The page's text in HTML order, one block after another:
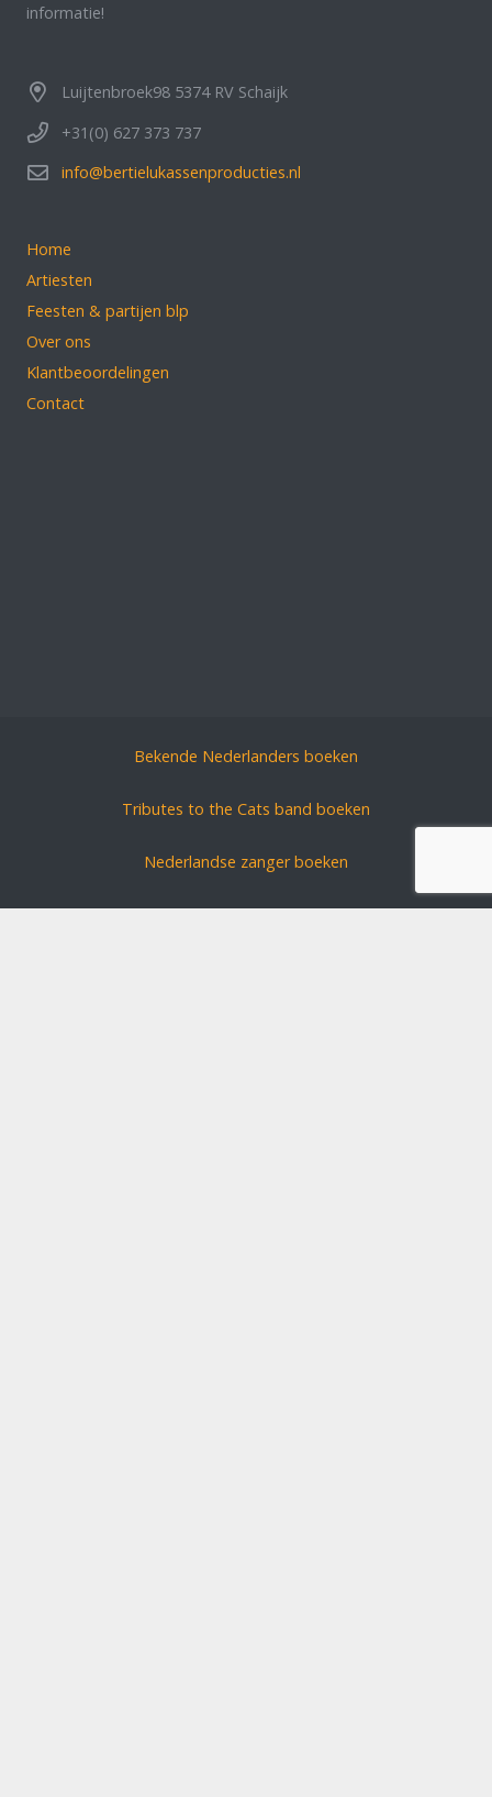
informatie!
Luijtenbroek98 5374 RV Schaijk
+31(0) 627 373 737
info@bertielukassenproducties.nl
Home
Artiesten
Feesten & partijen blp
Over ons
Klantbeoordelingen
Contact
Bekende Nederlanders boeken
Tributes to the Cats band boeken
Nederlandse zanger boeken
Feestzanger boeken